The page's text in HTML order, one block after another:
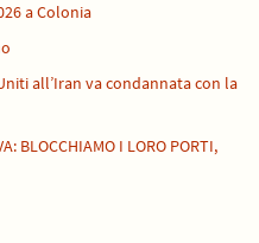
a Colonia
all’Iran va condannata con la
BLOCCHIAMO I LORO PORTI,